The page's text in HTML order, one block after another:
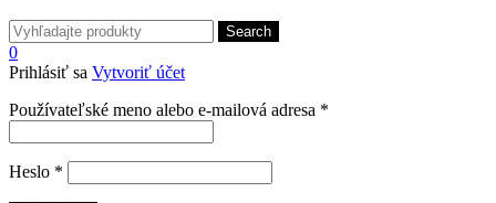
Search
0
Prihlásiť sa Vytvoriť účet
Používateľské meno alebo e-mailová adresa *
Heslo *